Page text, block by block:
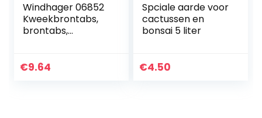
Windhager 06852
Kweekbrontabs,
brontabs,
van stekken,
€9.64
Spciale aarde voor
cactussen en
bonsai 5 liter
€4.50